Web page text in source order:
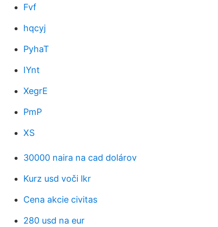
Fvf
hqcyj
PyhaT
IYnt
XegrE
PmP
XS
30000 naira na cad dolárov
Kurz usd voči lkr
Cena akcie civitas
280 usd na eur